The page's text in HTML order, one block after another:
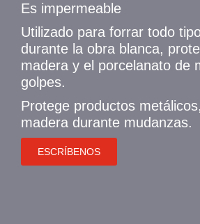
Es impermeable
Utilizado para forrar todo
durante la obra blanca,
madera y el porcelanato de
golpes.
Protege productos
madera durante mudanzas.
ESCRÍBENOS